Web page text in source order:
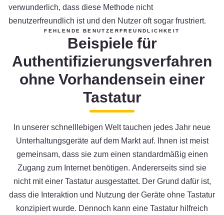
verwunderlich, dass diese Methode nicht
benutzerfreundlich ist und den Nutzer oft sogar frustriert.
FEHLENDE BENUTZERFREUNDLICHKEIT
Beispiele für
Authentifizierungsverfahren
ohne Vorhandensein einer
Tastatur
In unserer schnelllebigen Welt tauchen jedes Jahr neue
Unterhaltungsgeräte auf dem Markt auf. Ihnen ist meist
gemeinsam, dass sie zum einen standardmäßig einen
Zugang zum Internet benötigen. Andererseits sind sie
nicht mit einer Tastatur ausgestattet. Der Grund dafür ist,
dass die Interaktion und Nutzung der Geräte ohne Tastatur
konzipiert wurde. Dennoch kann eine Tastatur hilfreich